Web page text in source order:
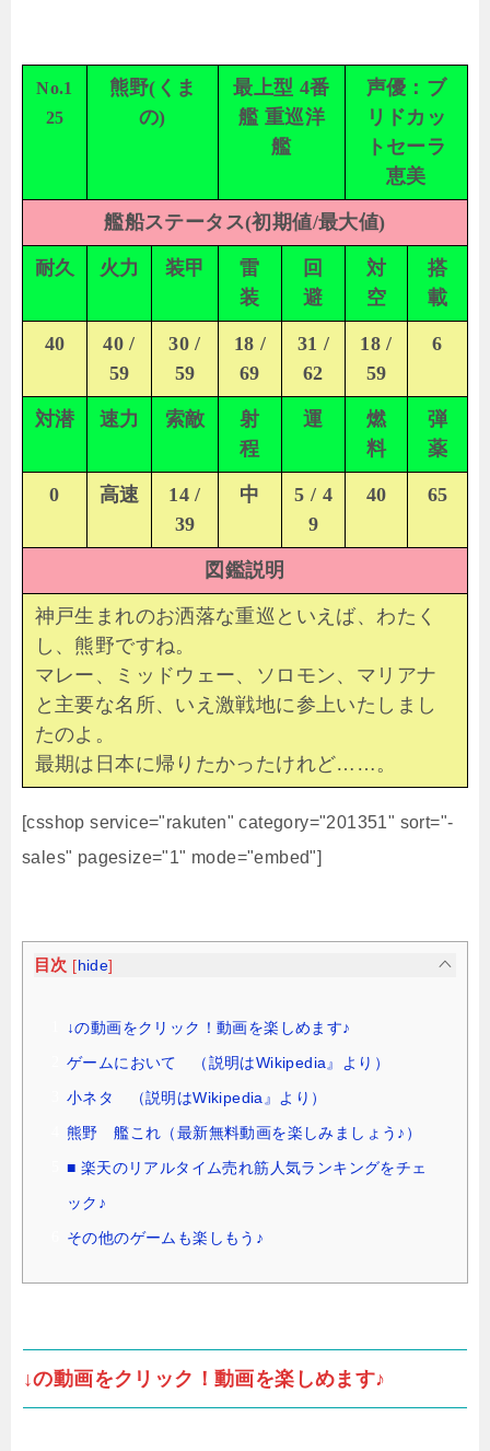
No.1
25
熊野(くま
の)
最上型 4番
艦 重巡洋
艦
声優：ブ
リドカッ
トセーラ
恵美
艦船ステータス(初期値/最大値)
耐久 火力 装甲
雷
装
回
避
対
空
搭
載
40
40 /
59
30 /
59
18 /
69
31 /
62
18 /
59
6
対潜 速力 索敵
射
程
運
燃
料
弾
薬
0 高速
14 /
39
中
5 / 4
9
40 65
図鑑説明
神戸生まれのお洒落な重巡といえば、わたく
し、熊野ですね。
マレー、ミッドウェー、ソロモン、マリアナ
と主要な名所、いえ激戦地に参上いたしまし
たのよ。
最期は日本に帰りたかったけれど……。
[csshop service="rakuten" category="201351" sort="-
sales" pagesize="1" mode="embed"]
目次 [ hide]
↓の動画をクリック！動画を楽しめます♪
ゲームにおいて （説明はWikipedia』より）
小ネタ （説明はWikipedia』より）
熊野 艦これ（最新無料動画を楽しみましょう♪）
■ 楽天のリアルタイム売れ筋人気ランキングをチェ
ック♪
その他のゲームも楽しもう♪
↓の動画をクリック！動画を楽しめます♪